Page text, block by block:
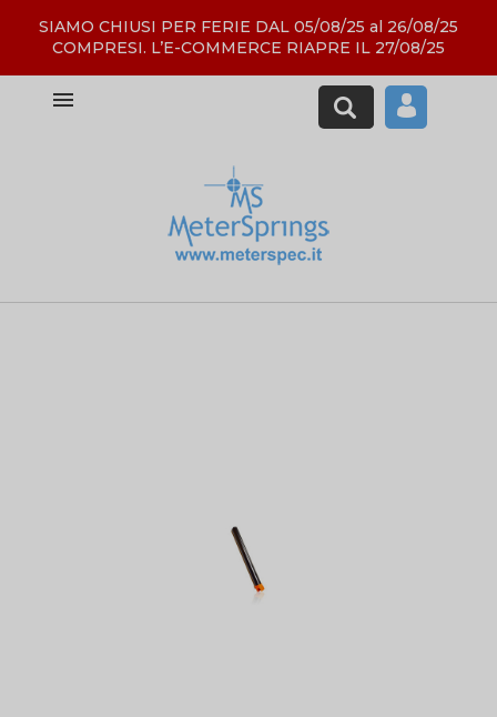
SIAMO CHIUSI PER FERIE DAL 05/08/25 al 26/08/25
COMPRESI. L’E-COMMERCE RIAPRE IL 27/08/25
